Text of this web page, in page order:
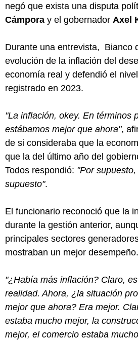
negó que exista una disputa
Cámpora y el gobernador Axel
Durante una entrevista, Bianco
evolución de la inflación del
economía real y defendió el
registrado en 2023.
"La inflación, okey. En términos
estábamos mejor que ahora",
de si consideraba que la
que la del último año del
Todos respondió: "Por
supuesto".
El funcionario reconoció que la
durante la gestión anterior,
principales sectores
mostraban un mejor desempeño.
"¿Había más inflación? Claro,
realidad. Ahora, ¿la situación
mejor que ahora? Era mejor.
estaba mucho mejor, la
mejor, el comercio estaba